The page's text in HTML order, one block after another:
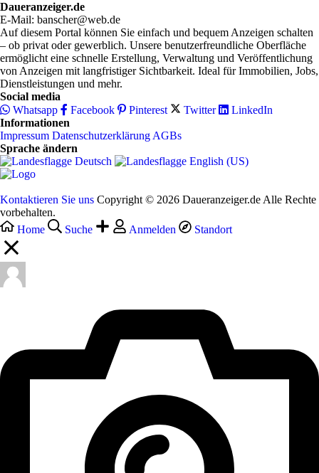
Daueranzeiger.de
E-Mail: banscher@web.de
Auf diesem Portal können Sie einfach und bequem Anzeigen schalten
– ob privat oder gewerblich. Unsere benutzerfreundliche Oberfläche
ermöglicht eine schnelle Erstellung, Verwaltung und Veröffentlichung
von Anzeigen mit langfristiger Sichtbarkeit. Ideal für Immobilien, Jobs,
Dienstleistungen und mehr.
Social media
Whatsapp
Facebook Pinterest Twitter
LinkedIn
Informationen
Impressum Datenschutzerklärung AGBs
Sprache ändern
Deutsch‎
English (US)‎
Kontaktieren Sie uns Copyright © 2026 Daueranzeiger.de Alle Rechte
vorbehalten.
Home
Suche Anmelden Standort